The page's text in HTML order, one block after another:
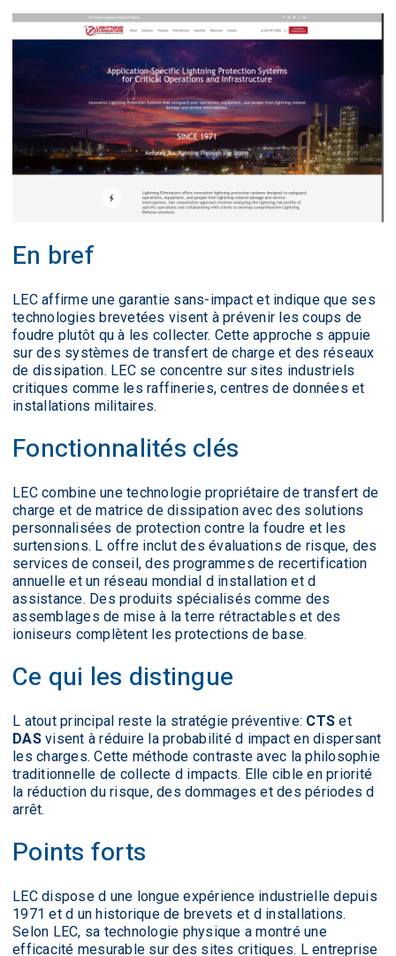
En bref
LEC affirme une garantie sans-impact et indique que ses
technologies brevetées visent à prévenir les coups de
foudre plutôt qu à les collecter. Cette approche s appuie
sur des systèmes de transfert de charge et des réseaux
de dissipation. LEC se concentre sur sites industriels
critiques comme les raffineries, centres de données et
installations militaires.
Fonctionnalités clés
LEC combine une technologie propriétaire de transfert de
charge et de matrice de dissipation avec des solutions
personnalisées de protection contre la foudre et les
surtensions. L offre inclut des évaluations de risque, des
services de conseil, des programmes de recertification
annuelle et un réseau mondial d installation et d
assistance. Des produits spécialisés comme des
assemblages de mise à la terre rétractables et des
ioniseurs complètent les protections de base.
Ce qui les distingue
L atout principal reste la stratégie préventive: CTS et
DASvisent à réduire la probabilité d impact en dispersant
les charges. Cette méthode contraste avec la philosophie
traditionnelle de collecte d impacts. Elle cible en priorité
la réduction du risque, des dommages et des périodes d
arrêt.
Points forts
LEC dispose d une longue expérience industrielle depuis
1971 et d un historique de brevets et d installations.
Selon LEC, sa technologie physique a montré une
efficacité mesurable sur des sites critiques. L entreprise